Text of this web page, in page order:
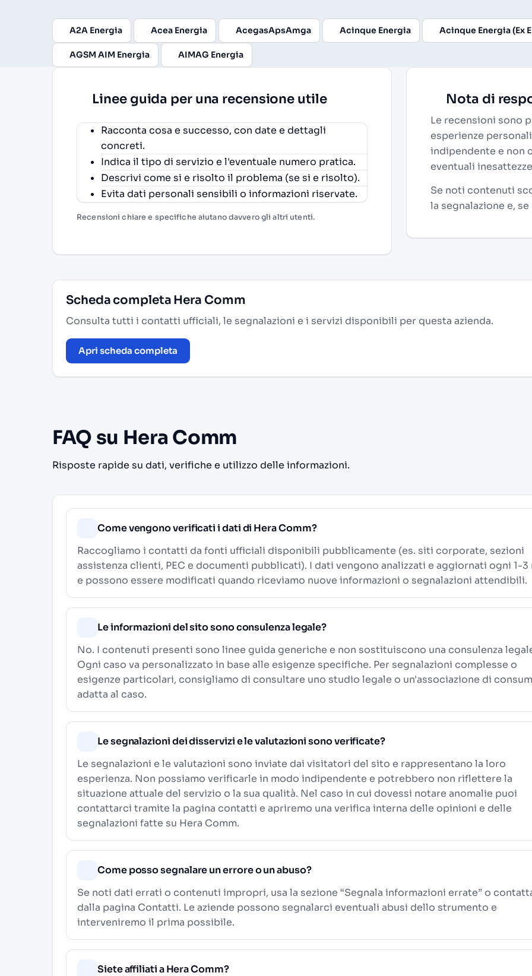
A2A Energia Acea Energia AcegasApsAmga Acinque Energia Acinque Energia (Ex
AGSM AIM Energia AIMAG Energia
Linee guida per una recensione utile
Racconta cosa e successo, con date e dettagli
concreti.
Indica il tipo di servizio e l'eventuale numero pratica.
Descrivi come si e risolto il problema (se si e risolto).
Evita dati personali sensibili o informazioni riservate.
Recensioni chiare e specifiche aiutano davvero gli altri utenti.
Nota di
Le recensioni sono
esperienze
indipendente e non
eventuali
Se noti contenuti
la segnalazione e,
Scheda completa Hera Comm
Consulta tutti i contatti ufficiali, le segnalazioni e i servizi disponibili per questa azienda.
Apri scheda completa
FAQ su Hera Comm
Risposte rapide su dati, verifiche e utilizzo delle informazioni.
Come vengono verificati i dati di Hera Comm?
Raccogliamo i contatti da fonti ufficiali disponibili pubblicamente (es. siti corporate, sezioni
assistenza clienti, PEC e documenti pubblicati). I dati vengono analizzati e aggiornati ogni 1-3
e possono essere modificati quando riceviamo nuove informazioni o segnalazioni attendibili.
Le informazioni del sito sono consulenza legale?
No. I contenuti presenti sono linee guida generiche e non sostituiscono una consulenza
Ogni caso va personalizzato in base alle esigenze specifiche. Per segnalazioni complesse o
esigenze particolari, consigliamo di consultare uno studio legale o un'associazione di
adatta al caso.
Le segnalazioni dei disservizi e le valutazioni sono verificate?
Le segnalazioni e le valutazioni sono inviate dai visitatori del sito e rappresentano la loro
esperienza. Non possiamo verificarle in modo indipendente e potrebbero non riflettere la
situazione attuale del servizio o la sua qualità. Nel caso in cui dovessi notare anomalie puoi
contattarci tramite la pagina contatti e apriremo una verifica interna delle opinioni e delle
segnalazioni fatte su Hera Comm.
Come posso segnalare un errore o un abuso?
Se noti dati errati o contenuti impropri, usa la sezione “Segnala informazioni errate” o
dalla pagina Contatti. Le aziende possono segnalarci eventuali abusi dello strumento e
interveniremo il prima possibile.
Siete affiliati a Hera Comm?